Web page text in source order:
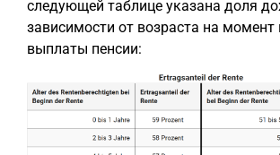
следующей таблице указана доля
зависимости от возраста на момент
выплаты пенсии: